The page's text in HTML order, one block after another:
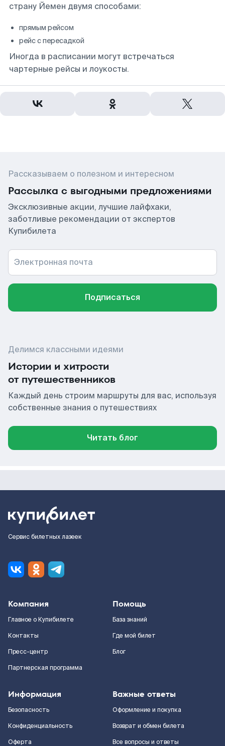
страну Йемен двумя способами:
прямым рейсом
рейс с пересадкой
Иногда в расписании могут встречаться
чартерные рейсы и лоукосты.
Рассказываем о полезном и интересном
Рассылка с выгодными предложениями
Эксклюзивные акции, лучшие лайфхаки,
заботливые рекомендации от экспертов
Купибилета
Электронная почта
Подписаться
Делимся классными идеями
Истории и хитрости
от путешественников
Каждый день строим маршруты для вас, используя
собственные знания о путешествиях
Читать блог
Сервис билетных лазеек
Компания
Главное о Купибилете
Контакты
Пресс-центр
Партнерская программа
Помощь
База знаний
Где мой билет
Блог
Информация
Безопасность
Конфиденциальность
Оферта
Важные ответы
Оформление и покупка
Возврат и обмен билета
Все вопросы и ответы